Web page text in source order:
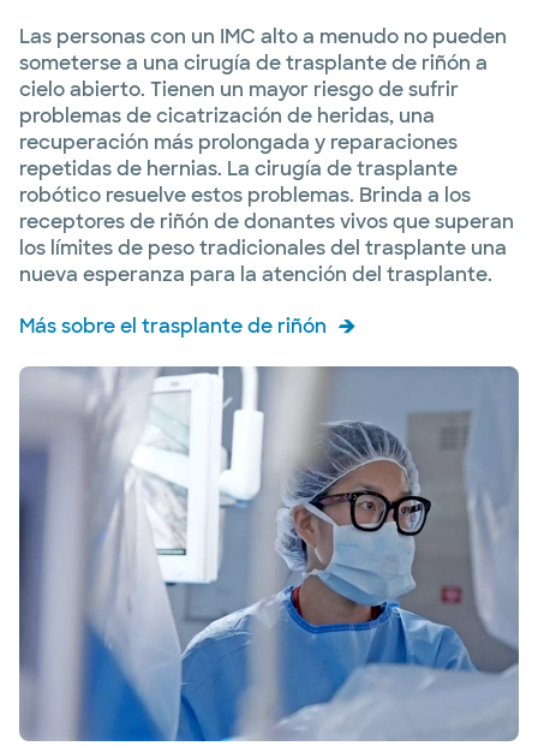
Las personas con un IMC alto a menudo no pueden
someterse a una cirugía de trasplante de riñón a
cielo abierto. Tienen un mayor riesgo de sufrir
problemas de cicatrización de heridas, una
recuperación más prolongada y reparaciones
repetidas de hernias. La cirugía de trasplante
robótico resuelve estos problemas. Brinda a los
receptores de riñón de donantes vivos que superan
los límites de peso tradicionales del trasplante una
nueva esperanza para la atención del trasplante.
Más sobre el trasplante de riñón